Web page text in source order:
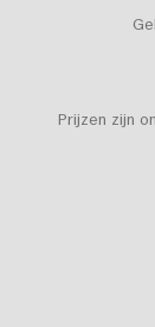
Prijzen zijn